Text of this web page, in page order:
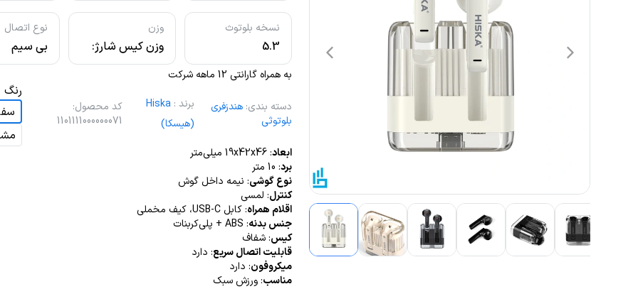
گوش (semi
in‑ear)
نسخه بلوتوث
5.3
وزن
وزن کیس شارژ:
۳۷ گرم - وزن هر
نوع اتصال
بی سیم
به همراه گارانتی 12 ماهه شرکت
دسته بندی: هندزفری
بلوتوثی
برند:
Hiska
(هیسکا)
کد محصول:
1101111000000071
رنگ
ابعاد: 19x42x46 میلی‌متر
برد: 10 متر
نوع گوشی: نیمه داخل گوش
کنترل: لمسی
اقلام همراه: کابل USB-C، کیف مخملی
جنس بدنه: ABS + پلی‌کربنات
کیس: شفاف
قابلیت اتصال سریع: دارد
میکروفون: دارد
مناسب: ورزش سبک